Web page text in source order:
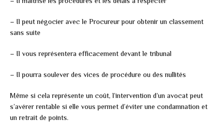
– Il peut négocier avec le Procureur pour obtenir un classement
sans suite
– Il vous représentera efficacement devant le tribunal
– Il pourra soulever des vices de procédure ou des nullités
Même si cela représente un coût, l’intervention d’un avocat peut
s’avérer rentable si elle vous permet d’éviter une condamnation et
un retrait de points.